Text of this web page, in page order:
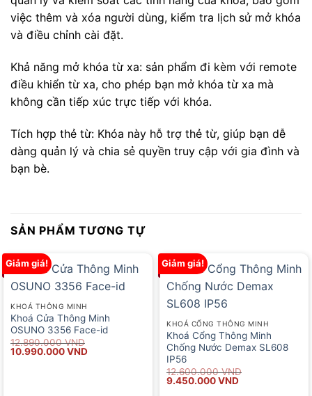
việc thêm và xóa người dùng, kiểm tra lịch sử mở khóa
và điều chỉnh cài đặt.
Khả năng mở khóa từ xa: sản phẩm đi kèm với remote
điều khiển từ xa, cho phép bạn mở khóa từ xa mà
không cần tiếp xúc trực tiếp với khóa.
Tích hợp thẻ từ: Khóa này hỗ trợ thẻ từ, giúp bạn dễ
dàng quản lý và chia sẻ quyền truy cập với gia đình và
bạn bè.
SẢN PHẨM TƯƠNG TỰ
Giảm giá!
KHOÁ THÔNG MINH
Khoá Cửa Thông Minh
OSUNO 3356 Face-id
12.890.000VND
Giá
gốc
10.990.000VND
Giá
hiện
Giảm giá!
KHOÁ CỔNG THÔNG MINH
Khoá Cổng Thông Minh
Chống Nước Demax SL608
IP56
12.600.000VND
Giá
gốc
9.450.000VND
Giá
hiện